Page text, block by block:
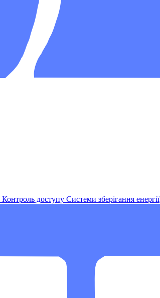
Контроль доступу Системи зберігання енергії